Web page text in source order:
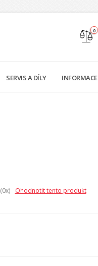
0
SERVIS A DÍLY INFORMACE
(0x) Ohodnotit tento produkt